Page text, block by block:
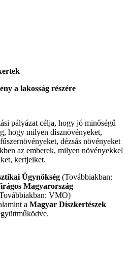
a lakosság részére
pályázat célja, hogy jó minőségű
hogy milyen dísznövényeket,
dézsás növényeket
az emberek, milyen növényekkel
kertjeiket.
Ügynökség (Továbbiakban:
Magyarország
VMO)
a Magyar Díszkertészek